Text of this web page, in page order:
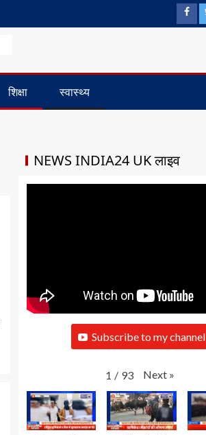
शिक्षा स्वास्थ्य
NEWS INDIA24 UK लाइव
Subscribe to my channel
1 / 93 Next »